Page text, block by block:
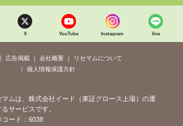
X YouTube Instagram line
広告掲載 会社概要
リセマムについて
個人情報保護方針
マムは、株式会社イード（東証グロース上場）の運
サービスです。
コード：6038